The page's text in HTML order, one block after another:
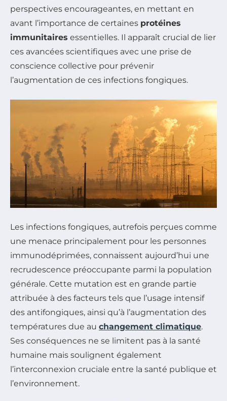
perspectives encourageantes, en mettant en
avant l’importance de certaines protéines
immunitaires essentielles. Il apparaît crucial de lier
ces avancées scientifiques avec une prise de
conscience collective pour prévenir
l’augmentation de ces infections fongiques.
Les infections fongiques, autrefois perçues comme
une menace principalement pour les personnes
immunodéprimées, connaissent aujourd’hui une
recrudescence préoccupante parmi la population
générale. Cette mutation est en grande partie
attribuée à des facteurs tels que l’usage intensif
des antifongiques, ainsi qu’à l’augmentation des
températures due au changement climatique.
Ses conséquences ne se limitent pas à la santé
humaine mais soulignent également
l’interconnexion cruciale entre la santé publique et
l’environnement.